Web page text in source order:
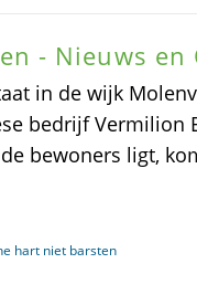
- Nieuws en
in de wijk
bedrijf Vermilion
bewoners ligt,
hart niet barsten